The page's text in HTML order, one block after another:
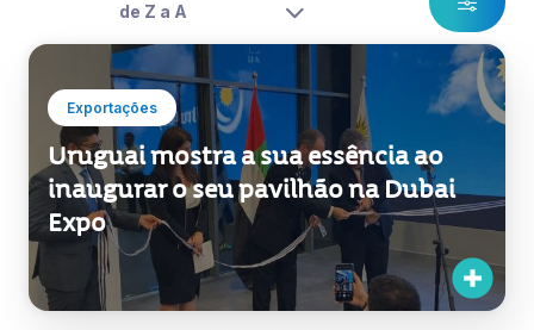
de Z a A
Exportações
Uruguai mostra a sua essência ao
inaugurar o seu pavilhão na Dubai
Expo